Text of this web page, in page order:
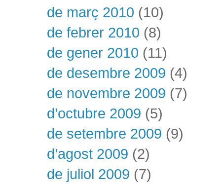
de març 2010 (10)
de febrer 2010 (8)
de gener 2010 (11)
de desembre 2009 (4)
de novembre 2009 (7)
d’octubre 2009 (5)
de setembre 2009 (9)
d’agost 2009 (2)
de juliol 2009 (7)